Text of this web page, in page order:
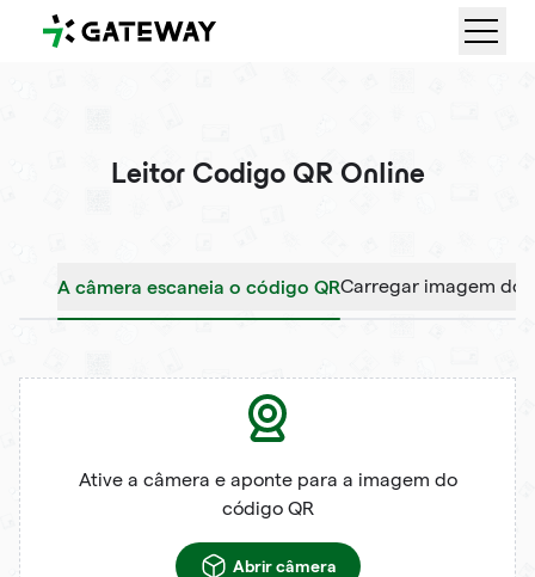
QRGateway
Leitor Codigo QR Online
A câmera escaneia o código QRCarregar imagem do
Ative a câmera e aponte para a imagem do
código QR
Abrir câmera